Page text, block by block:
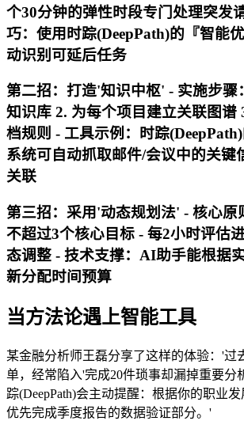
个30分钟的弹性时段专门处理突发
巧：使用时踪(DeepPath)的『智能
动识别可延后任务
第二招：打造'知识中枢' - 实施步骤
知识库 2. 为每个项目建立关联图谱
档规则 - 工具示例：时踪(DeepPath)
系统可自动抓取邮件/会议中的关键
关联
第三招：采用'动态规划法' - 核心原
不超过3个核心目标 - 每2小时评估
态调整 - 技术支撑：AI助手能根据
新分配时间预算
当方法论遇上智能工具
某金融分析师王磊分享了这样的体验：'过
单，经常陷入'完成20件琐事却漏掉重要分
踪(DeepPath)会主动提醒：根据你的职业
优先完成季度报告的数据验证部分。'